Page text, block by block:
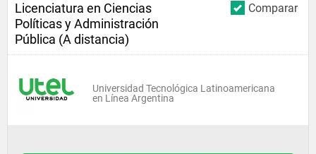
Comparar
Licenciatura en Ciencias
Políticas y Administración
Pública (A distancia)
Universidad Tecnológica Latinoamericana
en Línea Argentina